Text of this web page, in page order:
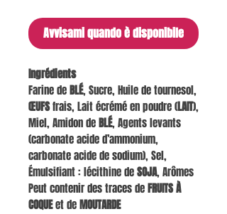
Avvisami quando è disponibile
Ingrédients
Farine deBLÉ, Sucre, Huile de tournesol,
ŒUFSfrais, Lait écrémé en poudre (LAIT),
Miel, Amidon deBLÉ, Agents levants
(carbonate acide d’ammonium,
carbonate acide de sodium), Sel,
Émulsifiant : lécithine deSOJA, Arômes
Peut contenir des traces deFRUITS À
COQUEet deMOUTARDE